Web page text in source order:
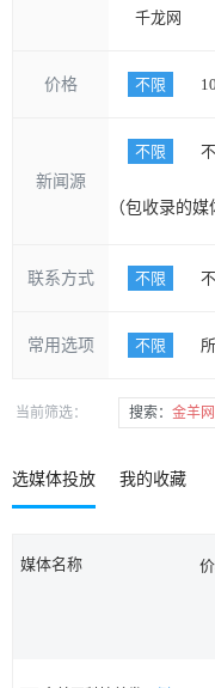
千龙网
价格 不限
新闻源
不限
（包收录的
联系方式 不限
常用选项 不限
当前筛选： 搜索： 金羊
选媒体投放 我的收藏
媒体名称